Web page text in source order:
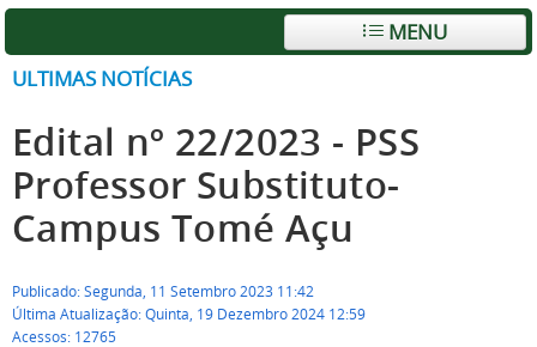
MENU
ULTIMAS NOTÍCIAS
Edital nº 22/2023 - PSS
Professor Substituto-
Campus Tomé Açu
Publicado: Segunda, 11 Setembro 2023 11:42
Última Atualização: Quinta, 19 Dezembro 2024 12:59
Acessos: 12765